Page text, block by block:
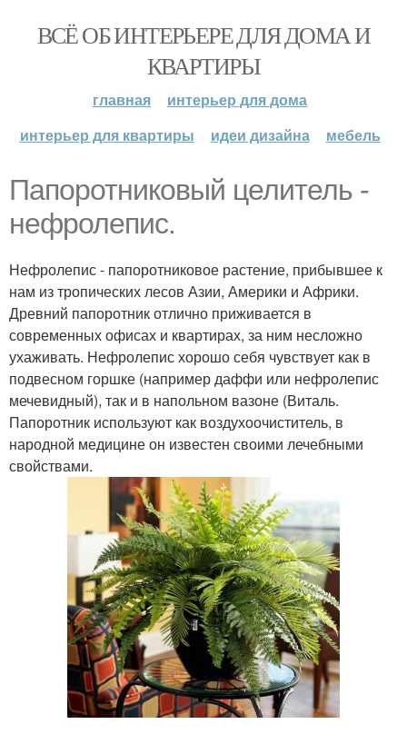
ВСЁ ОБ ИНТЕРЬЕРЕ ДЛЯ ДОМА И
КВАРТИРЫ
главная
интерьер для дома
интерьер для квартиры
идеи дизайна мебель
Папоротниковый целитель -
нефролепис.
Нефролепис - папоротниковое растение, прибывшее к
нам из тропических лесов Азии, Америки и Африки.
Древний папоротник отлично приживается в
современных офисах и квартирах, за ним несложно
ухаживать. Нефролепис хорошо себя чувствует как в
подвесном горшке (например даффи или нефролепис
мечевидный), так и в напольном вазоне (Виталь.
Папоротник используют как воздухоочиститель, в
народной медицине он известен своими лечебными
свойствами.